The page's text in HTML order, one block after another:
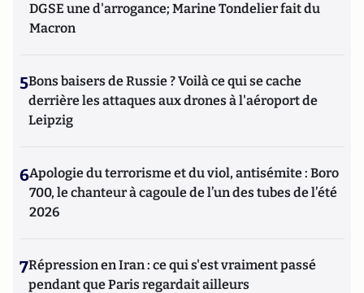
DGSE une d'arrogance; Marine Tondelier fait du
Macron
5Bons baisers de Russie ? Voilà ce qui se cache
derrière les attaques aux drones à l'aéroport de
Leipzig
6Apologie du terrorisme et du viol, antisémite : Boro
700, le chanteur à cagoule de l’un des tubes de l’été
2026
7Répression en Iran : ce qui s'est vraiment passé
pendant que Paris regardait ailleurs